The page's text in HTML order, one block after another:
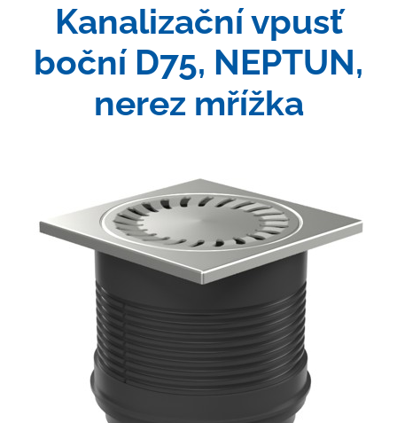
Kanalizační vpusť
boční D75, NEPTUN,
nerez mřížka